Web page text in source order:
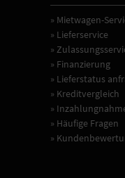
» Mietwagen-
» Lieferservice
»
» Finanzierung
» Lieferstatus
» Kreditvergleich
»
» Häufige Fragen
»